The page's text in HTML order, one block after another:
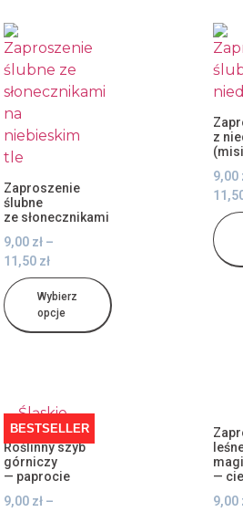
Zaproszenie
ślubne
ze słonecznikami
9,00 zł –
11,50 zł
Wybierz
opcje
z
9,00
BESTSELLER
Roślinny szyb
górniczy
— paprocie
9,00 zł –
—
9,00